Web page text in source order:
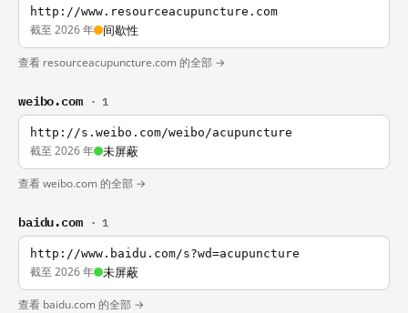
http://www.resourceacupuncture.com
截至 2026 年 间歇性
查看 resourceacupuncture.com 的全部 →
weibo.com · 1
http://s.weibo.com/weibo/acupuncture
截至 2026 年 未屏蔽
查看 weibo.com 的全部 →
baidu.com · 1
http://www.baidu.com/s?wd=acupuncture
截至 2026 年 未屏蔽
查看 baidu.com 的全部 →